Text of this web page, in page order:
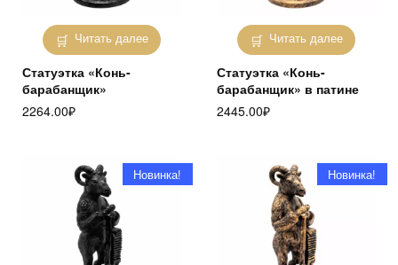
Читать далее
Статуэтка «Конь-
барабанщик»
2264.00₽
Читать далее
Статуэтка «Конь-
барабанщик» в патине
2445.00₽
Новинка! Новинка!